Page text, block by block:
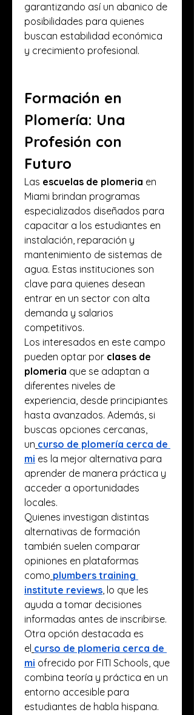
garantizando así un abanico de
posibilidades para quienes
buscan estabilidad económica
y crecimiento profesional.
Formación en
Plomería: Una
Profesión con
Futuro
Las escuelas de plomeria en
Miami brindan programas
especializados diseñados para
capacitar a los estudiantes en
instalación, reparación y
mantenimiento de sistemas de
agua. Estas instituciones son
clave para quienes desean
entrar en un sector con alta
demanda y salarios
competitivos.
Los interesados en este campo
pueden optar por clases de
plomeria que se adaptan a
diferentes niveles de
experiencia, desde principiantes
hasta avanzados. Además, si
buscas opciones cercanas,
un curso de plomería cerca de
mi es la mejor alternativa para
aprender de manera práctica y
acceder a oportunidades
locales.
Quienes investigan distintas
alternativas de formación
también suelen comparar
opiniones en plataformas
como plumbers training
institute reviews, lo que les
ayuda a tomar decisiones
informadas antes de inscribirse.
Otra opción destacada es
el curso de plomeria cerca de
mi ofrecido por FITI Schools, que
combina teoría y práctica en un
entorno accesible para
estudiantes de habla hispana.